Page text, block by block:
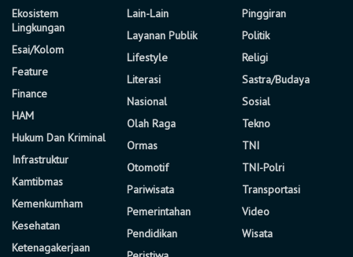
Ekosistem
Lingkungan
Esai/Kolom
Feature
Finance
HAM
Hukum Dan Kriminal
Infrastruktur
Kamtibmas
Kemenkumham
Kesehatan
Ketenagakerjaan
Lain-Lain
Layanan Publik
Lifestyle
Literasi
Nasional
Olah Raga
Ormas
Otomotif
Pariwisata
Pemerintahan
Pendidikan
Pinggiran
Politik
Religi
Sastra/Budaya
Sosial
Tekno
TNI
TNI-Polri
Transportasi
Video
Wisata